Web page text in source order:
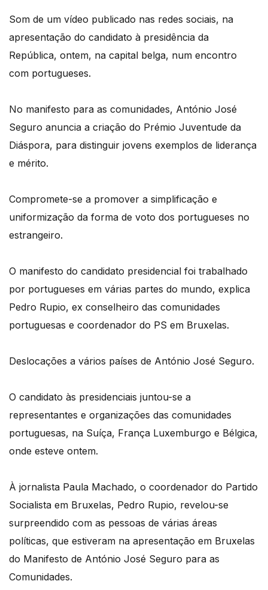
Som de um vídeo publicado nas redes sociais, na
apresentação do candidato à presidência da
República, ontem, na capital belga, num encontro
com portugueses.
No manifesto para as comunidades, António José
Seguro anuncia a criação do Prémio Juventude da
Diáspora, para distinguir jovens exemplos de liderança
e mérito.
Compromete-se a promover a simplificação e
uniformização da forma de voto dos portugueses no
estrangeiro.
O manifesto do candidato presidencial foi trabalhado
por portugueses em várias partes do mundo, explica
Pedro Rupio, ex conselheiro das comunidades
portuguesas e coordenador do PS em Bruxelas.
Deslocações a vários países de António José Seguro.
O candidato às presidenciais juntou-se a
representantes e organizações das comunidades
portuguesas, na Suíça, França Luxemburgo e Bélgica,
onde esteve ontem.
À jornalista Paula Machado, o coordenador do Partido
Socialista em Bruxelas, Pedro Rupio, revelou-se
surpreendido com as pessoas de várias áreas
políticas, que estiveram na apresentação em Bruxelas
do Manifesto de António José Seguro para as
Comunidades.